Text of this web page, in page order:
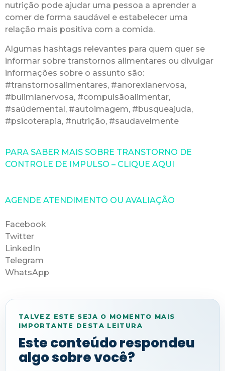
nutrição pode ajudar uma pessoa a aprender a
comer de forma saudável e estabelecer uma
relação mais positiva com a comida.
Algumas hashtags relevantes para quem quer se
informar sobre transtornos alimentares ou divulgar
informações sobre o assunto são:
#transtornosalimentares, #anorexianervosa,
#bulimianervosa, #compulsãoalimentar,
#saúdemental, #autoimagem, #busqueajuda,
#psicoterapia, #nutrição, #saudavelmente
PARA SABER MAIS SOBRE TRANSTORNO DE
CONTROLE DE IMPULSO – CLIQUE AQUI
AGENDE ATENDIMENTO OU AVALIAÇÃO
Facebook
Twitter
LinkedIn
Telegram
WhatsApp
TALVEZ ESTE SEJA O MOMENTO MAIS
IMPORTANTE DESTA LEITURA
Este conteúdo respondeu
algo sobre você?